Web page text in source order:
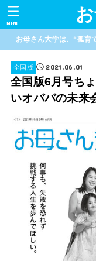
MENU
お母さん大学は、“孤育
全国版 2021.06.01
全国版6月号ち
いオババの未来